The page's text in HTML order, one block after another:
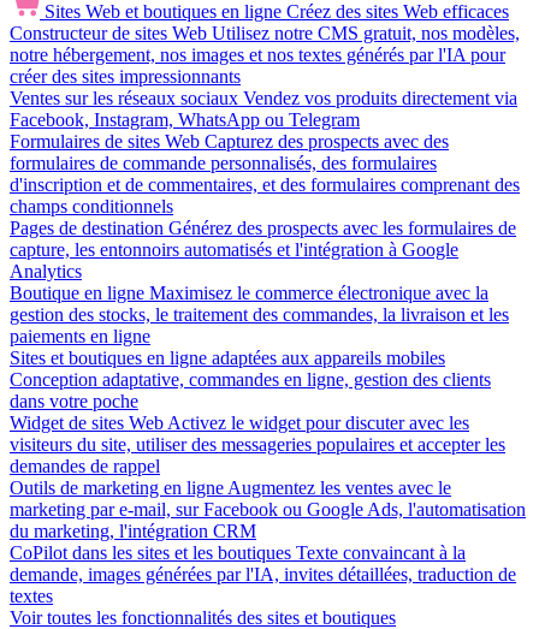
Sites Web et boutiques en ligne Créez des sites Web efficaces
Constructeur de sites Web Utilisez notre CMS gratuit, nos modèles,
notre hébergement, nos images et nos textes générés par l'IA pour
créer des sites impressionnants
Ventes sur les réseaux sociaux Vendez vos produits directement via
Facebook, Instagram, WhatsApp ou Telegram
Formulaires de sites Web Capturez des prospects avec des
formulaires de commande personnalisés, des formulaires
d'inscription et de commentaires, et des formulaires comprenant des
champs conditionnels
Pages de destination Générez des prospects avec les formulaires de
capture, les entonnoirs automatisés et l'intégration à Google
Analytics
Boutique en ligne Maximisez le commerce électronique avec la
gestion des stocks, le traitement des commandes, la livraison et les
paiements en ligne
Sites et boutiques en ligne adaptées aux appareils mobiles
Conception adaptative, commandes en ligne, gestion des clients
dans votre poche
Widget de sites Web Activez le widget pour discuter avec les
visiteurs du site, utiliser des messageries populaires et accepter les
demandes de rappel
Outils de marketing en ligne Augmentez les ventes avec le
marketing par e-mail, sur Facebook ou Google Ads, l'automatisation
du marketing, l'intégration CRM
CoPilot dans les sites et les boutiques Texte convaincant à la
demande, images générées par l'IA, invites détaillées, traduction de
textes
Voir toutes les fonctionnalités des sites et boutiques